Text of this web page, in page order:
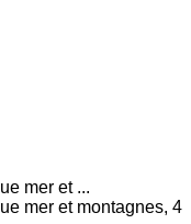
mer et ...
mer et montagnes, 4